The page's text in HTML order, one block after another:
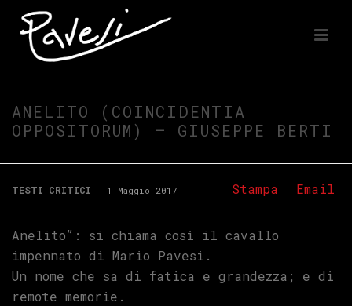
ANELITO (COINCIDENTIA
OPPOSITORUM) – GIUSEPPE BERTI
Stampa Email
TESTI CRITICI 1 Maggio 2017
Anelito”: si chiama così il cavallo
impennato di Mario Pavesi.
Un nome che sa di fatica e grandezza; e di
remote memorie.